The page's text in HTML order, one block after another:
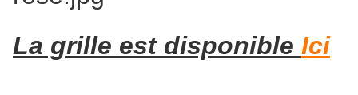
La grille est disponible Ici